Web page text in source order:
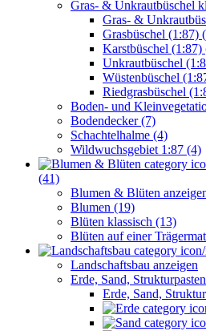
Gras- & Unkrautbüschel
Gras- &
Grasbüschel (1:87)
Karstbüschel (1:87)
Unkrautbüschel
Wüstenbüschel
Riedgrasbüschel
Boden- und
Bodendecker (7)
Schachtelhalme (4)
Wildwuchsgebiet 1:87 (4)
(41)
Blumen & Blüten
Blumen (19)
Blüten klassisch (13)
Blüten auf einer
Landschaftsbau anzeigen
Erde, Sand,
Erde, Sand,